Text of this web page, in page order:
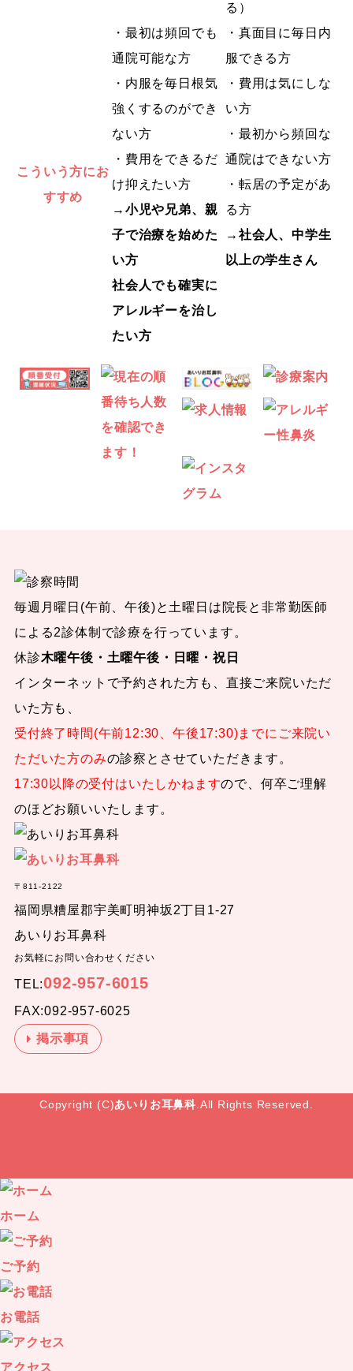
る）
こういう方にお
すすめ
・最初は頻回でも
通院可能な方
・内服を毎日根気
強くするのができ
ない方
・費用をできるだ
け抑えたい方
→小児や兄弟、親
子で治療を始めた
い方
社会人でも確実に
アレルギーを治し
たい方
・真面目に毎日内
服できる方
・費用は気にしな
い方
・最初から頻回な
通院はできない方
・転居の予定があ
る方
→社会人、中学生
以上の学生さん
毎週月曜日(午前、午後)と土曜日は院長と非常勤医師
による2診体制で診療を行っています。
休診木曜午後・土曜午後・日曜・祝日
インターネットで予約された方も、直接ご来院いただ
いた方も、
受付終了時間(午前12:30、午後17:30)までにご来院い
ただいた方のみの診察とさせていただきます。
17:30以降の受付はいたしかねますので、何卒ご理解
のほどお願いいたします。
〒811-2122
福岡県糟屋郡宇美町明神坂2丁目1-27
あいりお耳鼻科
お気軽にお問い合わせください
TEL:092-957-6015
FAX:092-957-6025
掲示事項
Copyright (C)あいりお耳鼻科.All Rights Reserved.
ホーム
ご予約
お電話
アクセス